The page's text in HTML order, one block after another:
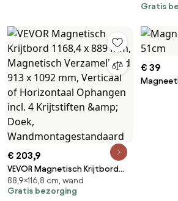
Kalender
Frame -
Droog
School,
Gratis
€ 203,9
VEVOR Magnetisch Krijtbord
1168,4 x 889 mm, Magnetisch
Verzamelbord 913 x 1092 mm,
88,9×116,8 cm, wand
Gratis bezorging
€ 39